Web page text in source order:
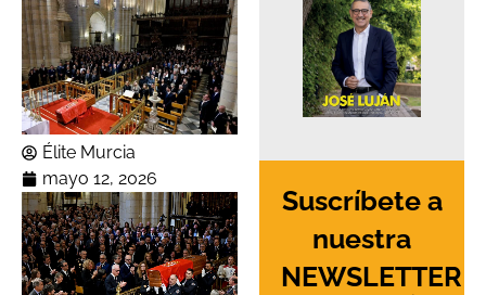
Élite Murcia
mayo 12, 2026
Sin leyenda
Suscríbete a
nuestra
NEWSLETTER